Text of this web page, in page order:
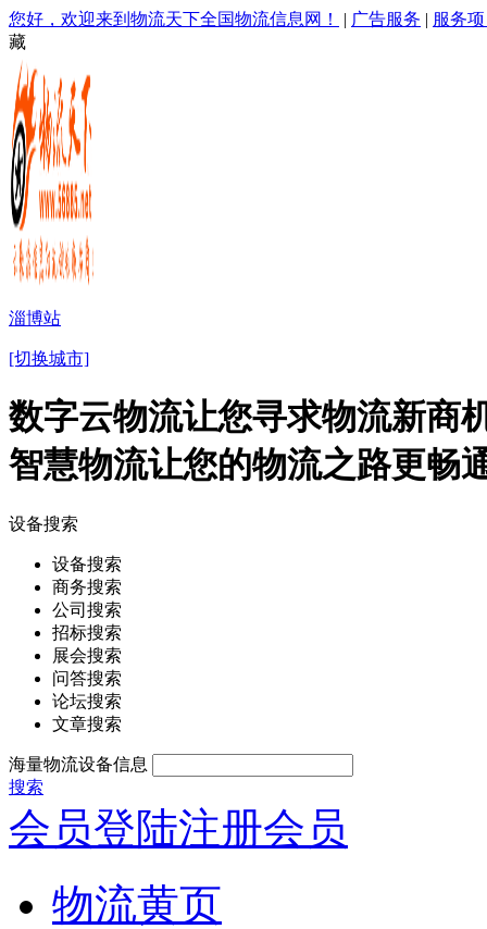
您好，欢迎来到物流天下全国物流信息网！ | 广告服务 | 服务
藏
淄博站
[切换城市]
数字云物流让您寻求物流新商
智慧物流让您的物流之路更畅
设备搜索
设备搜索
商务搜索
公司搜索
招标搜索
展会搜索
问答搜索
论坛搜索
文章搜索
海量物流设备信息
搜索
会员登陆注册会员
物流黄页